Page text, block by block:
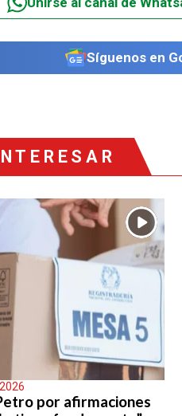
Síguenos en
por afirmaciones